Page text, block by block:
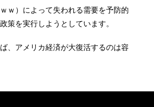
ｗ）によって失われる需要を予防的
策を実行しようとしています。
、アメリカ経済が大復活するのは容